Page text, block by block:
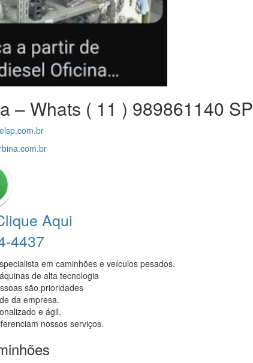
– Whats ( 11 ) 989861140 SP
Aqui
4437
em caminhões e veículos pesados.
de alta tecnologia
são prioridades
da empresa.
e ágil.
nossos serviços.